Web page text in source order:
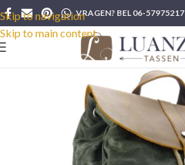
Skip to navigation
Skip to main content
VRAGEN? BEL 06-57975217